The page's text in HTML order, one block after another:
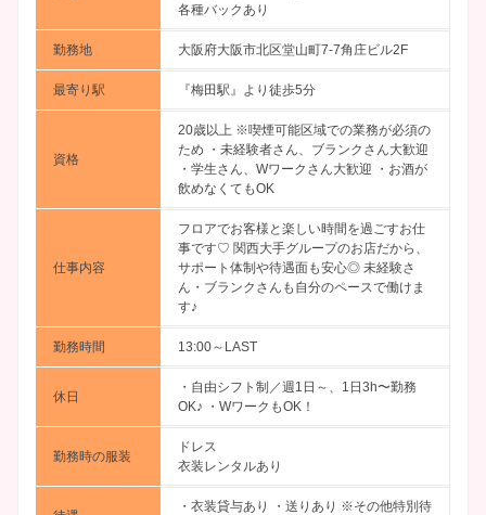
各種バックあり
勤務地 大阪府大阪市北区堂山町7-7角庄ビル2F
最寄り駅 『梅田駅』より徒歩5分
資格
20歳以上 ※喫煙可能区域での業務が必須の
ため ・未経験者さん、ブランクさん大歓迎
・学生さん、Wワークさん大歓迎 ・お酒が
飲めなくてもOK
仕事内容
フロアでお客様と楽しい時間を過ごすお仕
事です♡ 関西大手グループのお店だから、
サポート体制や待遇面も安心◎ 未経験さ
ん・ブランクさんも自分のペースで働けま
す♪
勤務時間 13:00～LAST
休日
・自由シフト制／週1日～、1日3h〜勤務
OK♪ ・WワークもOK！
勤務時の服装
ドレス
衣装レンタルあり
・衣装貸与あり ・送りあり ※その他特別待